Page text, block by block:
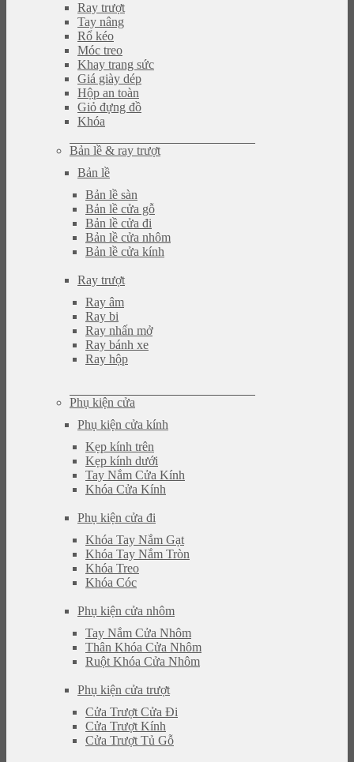
Ray trượt
Tay nâng
Rổ kéo
Móc treo
Khay trang sức
Giá giày dép
Hộp an toàn
Giỏ đựng đồ
Khóa
Bản lề & ray trượt
Bản lề
Bản lề sàn
Bản lề cửa gỗ
Bản lề cửa đi
Bản lề cửa nhôm
Bản lề cửa kính
Ray trượt
Ray âm
Ray bi
Ray nhấn mở
Ray bánh xe
Ray hộp
Phụ kiện cửa
Phụ kiện cửa kính
Kẹp kính trên
Kẹp kính dưới
Tay Nắm Cửa Kính
Khóa Cửa Kính
Phụ kiện cửa đi
Khóa Tay Nắm Gạt
Khóa Tay Nắm Tròn
Khóa Treo
Khóa Cóc
Phụ kiện cửa nhôm
Tay Nắm Cửa Nhôm
Thân Khóa Cửa Nhôm
Ruột Khóa Cửa Nhôm
Phụ kiện cửa trượt
Cửa Trượt Cửa Đi
Cửa Trượt Kính
Cửa Trượt Tủ Gỗ